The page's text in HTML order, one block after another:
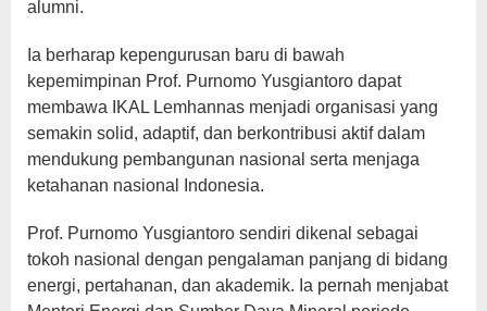
alumni.
Ia berharap kepengurusan baru di bawah
kepemimpinan Prof. Purnomo Yusgiantoro dapat
membawa IKAL Lemhannas menjadi organisasi yang
semakin solid, adaptif, dan berkontribusi aktif dalam
mendukung pembangunan nasional serta menjaga
ketahanan nasional Indonesia.
Prof. Purnomo Yusgiantoro sendiri dikenal sebagai
tokoh nasional dengan pengalaman panjang di bidang
energi, pertahanan, dan akademik. Ia pernah menjabat